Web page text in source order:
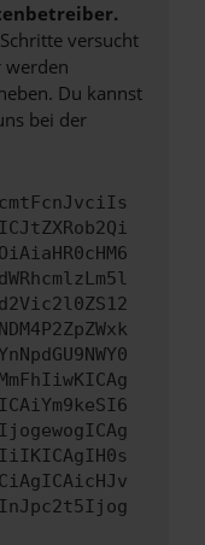
versucht
werden
Du kannst
bei der